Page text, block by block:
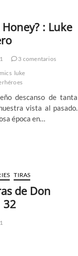
: Luke
3 comentarios
luke
descanso de tanta
vista al pasado.
época en…
TIRAS
de Don
32